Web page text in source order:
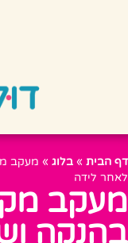
דף הבית » בלוג » מעקב
לאחר לידה
מעקב
בהנקה